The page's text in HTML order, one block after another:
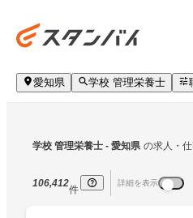
愛知県 学校 管理栄養士
学校 管理栄養士 - 愛知県 の求人・
106,412
件
詳細を表示